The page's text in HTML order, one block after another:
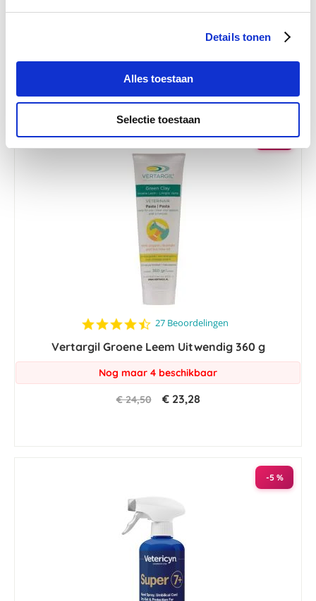
Details tonen
Alles toestaan
Selectie toestaan
4.7
3 Beoordelingen
Phytonics Scar Cream 50 ml
€ 23,03 € 21,88
-5 %
4.7
rating
27 Beoordelingen
Vertargil Groene Leem Uitwendig 360 g
Nog maar 4 beschikbaar
€ 24,50 € 23,28
-5 %